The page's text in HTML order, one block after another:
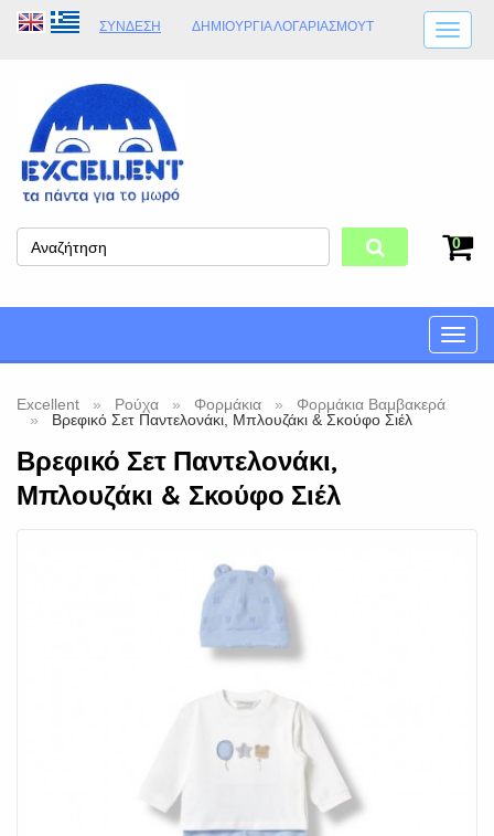
ΣΎΝΔΕΣΗ ΔΗΜΙΟΥΡΓΊΑ ΛΟΓΑΡΙΑΣΜΟΎT
ΩΡΆΡΙΟ ΚΑΤΑΣΤΉΜΑΤΟΣ
ΦΥΣΙΚΌ ΚΑΤΆΣΤΗΜΑ
0
Toggle
Excellent Ρούχα Φορμάκια
Φορμάκια Βαμβακερά
Βρεφικό Σετ Παντελονάκι, Μπλουζάκι & Σκούφο Σιέλ
Βρεφικό Σετ Παντελονάκι,
Μπλουζάκι & Σκούφο Σιέλ